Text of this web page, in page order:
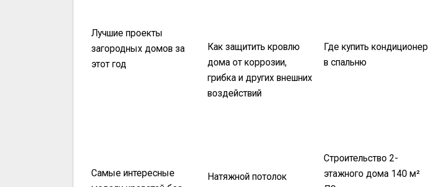
Лучшие проекты
загородных домов за
этот год
Как защитить кровлю
дома от коррозии,
грибка и других внешних
воздействий
Где купить кондиционер
в спальню
Самые интересные
Натяжной потолок
Строительство 2-
этажного дома 140 м²